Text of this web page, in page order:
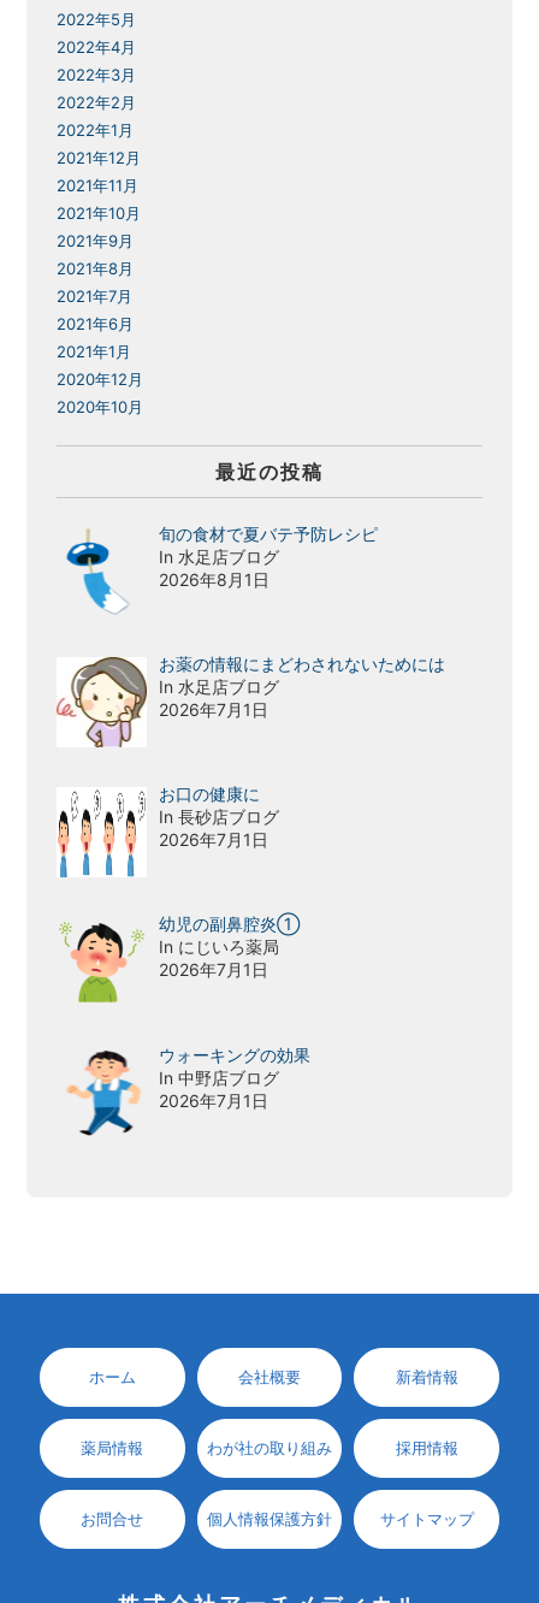
2022年5月
2022年4月
2022年3月
2022年2月
2022年1月
2021年12月
2021年11月
2021年10月
2021年9月
2021年8月
2021年7月
2021年6月
2021年1月
2020年12月
2020年10月
最近の投稿
旬の食材で夏バテ予防レシピ
In 水足店ブログ
2026年8月1日
お薬の情報にまどわされないためには
In 水足店ブログ
2026年7月1日
お口の健康に
In 長砂店ブログ
2026年7月1日
幼児の副鼻腔炎①
In にじいろ薬局
2026年7月1日
ウォーキングの効果
In 中野店ブログ
2026年7月1日
ホーム 会社概要 新着情報
薬局情報 わが社の取り組み 採用情報
お問合せ 個人情報保護方針 サイトマップ